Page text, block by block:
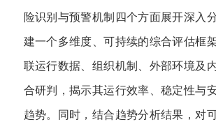
险识别与预警机制四个方面展开深入
建一个多维度、可持续的综合评估框
联运行数据、组织机制、外部环境及
合研判，揭示其运行效率、稳定性与
趋势。同时，结合趋势分析结果，对